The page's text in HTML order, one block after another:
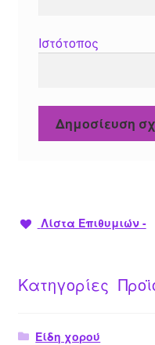
Ιστότοπος
Λίστα Επιθυμιών -
Κατηγορίες
Είδη χορού